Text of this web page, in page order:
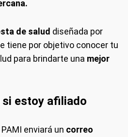
de salud diseñada por
tiene por objetivo conocer tu
para brindarte una mejor
si estoy afiliado
enviará un correo